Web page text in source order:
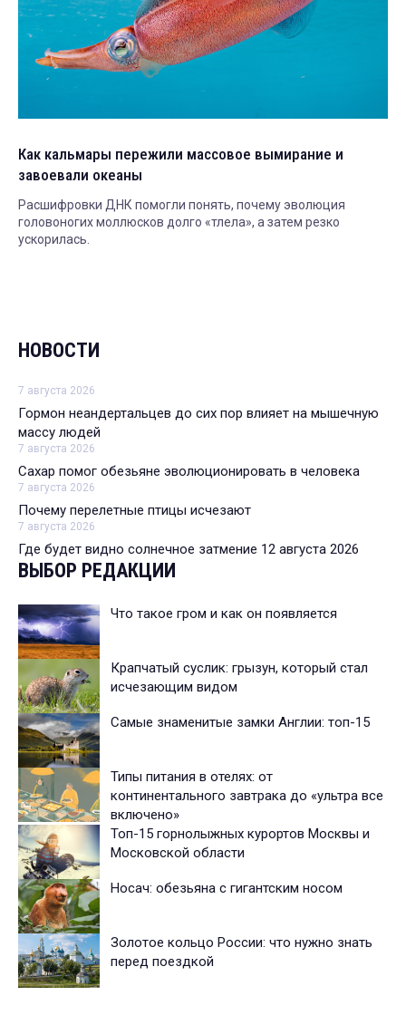
Как кальмары пережили массовое вымирание и
завоевали океаны
Расшифровки ДНК помогли понять, почему эволюция
головоногих моллюсков долго «тлела», а затем резко
ускорилась.
НОВОСТИ
7 августа 2026
Гормон неандертальцев до сих пор влияет на мышечную
массу людей
7 августа 2026
Сахар помог обезьяне эволюционировать в человека
7 августа 2026
Почему перелетные птицы исчезают
7 августа 2026
Где будет видно солнечное затмение 12 августа 2026
ВЫБОР РЕДАКЦИИ
Что такое гром и как он появляется
Крапчатый суслик: грызун, который стал
исчезающим видом
Самые знаменитые замки Англии: топ-15
Типы питания в отелях: от
континентального завтрака до «ультра все
включено»
Топ-15 горнолыжных курортов Москвы и
Московской области
Носач: обезьяна с гигантским носом
Золотое кольцо России: что нужно знать
перед поездкой